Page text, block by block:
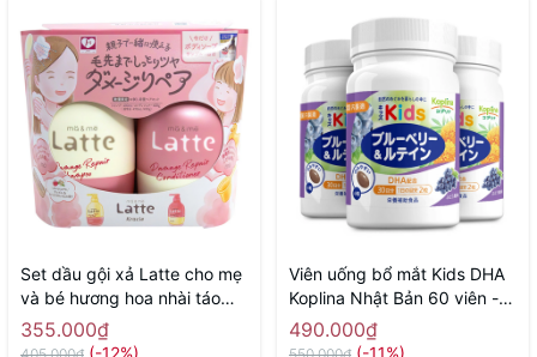
Set dầu gội xả Latte cho mẹ
và bé hương hoa nhài táo
400ml x 2 - Hàng Nhật nội
địa
355.000₫
(-12%)
Viên uống bổ mắt Kids DHA
Koplina Nhật Bản 60 viên -
Hàng Nhật nội địa
490.000₫
(-11%)